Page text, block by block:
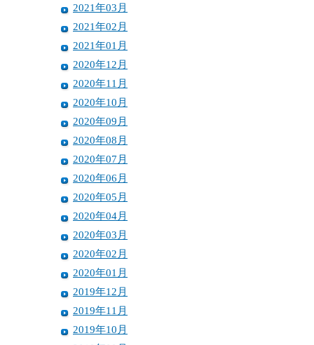
2021年03月
2021年02月
2021年01月
2020年12月
2020年11月
2020年10月
2020年09月
2020年08月
2020年07月
2020年06月
2020年05月
2020年04月
2020年03月
2020年02月
2020年01月
2019年12月
2019年11月
2019年10月